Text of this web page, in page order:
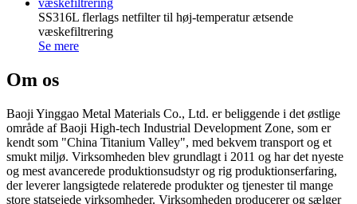
SS316L flerlags netfilter til høj-temperatur ætsende
væskefiltrering
Se mere
Om os
Baoji Yinggao Metal Materials Co., Ltd. er beliggende i det østlige
område af Baoji High-tech Industrial Development Zone, som er
kendt som "China Titanium Valley", med bekvem transport og et
smukt miljø. Virksomheden blev grundlagt i 2011 og har det nyeste
og mest avancerede produktionsudstyr og rig produktionserfaring,
der leverer langsigtede relaterede produkter og tjenester til mange
store statsejede virksomheder. Virksomheden producerer og sælger